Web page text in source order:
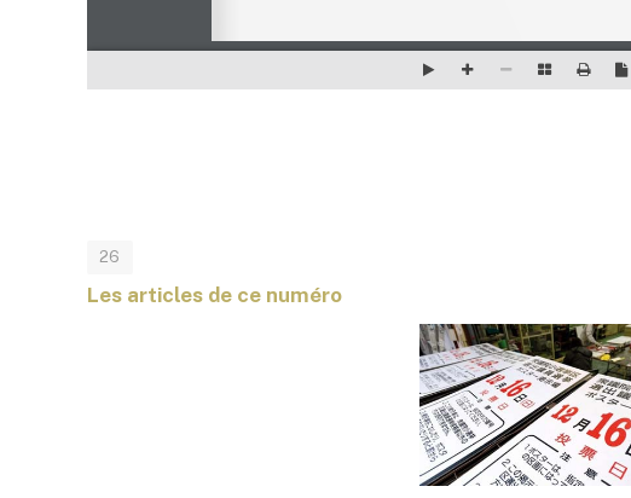
26
Les articles de ce numéro